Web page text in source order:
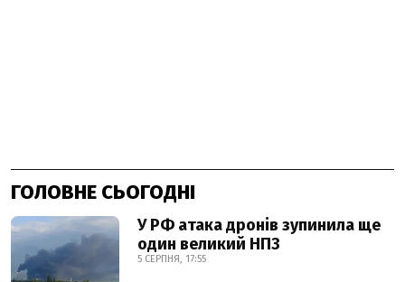
ГОЛОВНЕ СЬОГОДНІ
У РФ атака дронів зупинила ще
один великий НПЗ
5 СЕРПНЯ, 17:55